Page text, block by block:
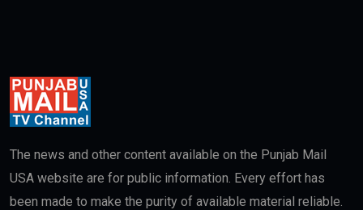
The news and other content available on the Punjab Mail
USA website are for public information. Every effort has
been made to make the purity of available material reliable.